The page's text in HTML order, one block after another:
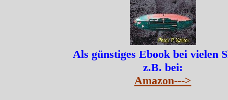
Als günstiges Ebook bei vielen
z.B. bei:
Amazon--->